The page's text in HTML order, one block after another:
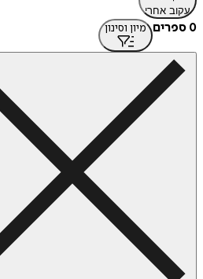
עקוב אחרי
0 ספרים מיון וסינון